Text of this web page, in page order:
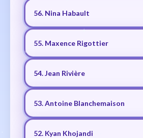
56. Nina Habault
55. Maxence Rigottier
54. Jean Rivière
53. Antoine Blanchemaison
52. Kyan Khojandi